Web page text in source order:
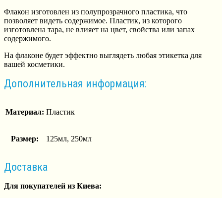
Флакон изготовлен из полупрозрачного пластика, что
позволяет видеть содержимое. Пластик, из которого
изготовлена тара, не влияет на цвет, свойства или запах
содержимого.
На флаконе будет эффектно выглядеть любая этикетка для
вашей косметики.
Дополнительная информация:
Материал: Пластик
Размер: 125мл, 250мл
Доставка
Для покупателей из Киева: